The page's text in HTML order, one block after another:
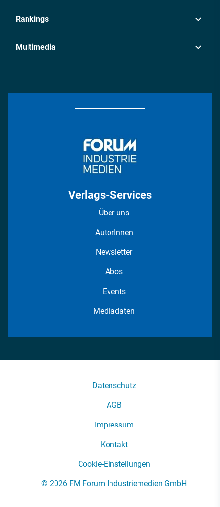
Chemie
Metall
Energie
Rankings
Multimedia
Verlags-Services
Über uns
AutorInnen
Newsletter
Abos
Events
Mediadaten
Datenschutz
AGB
Impressum
Kontakt
Cookie-Einstellungen
© 2026 FM Forum Industriemedien GmbH